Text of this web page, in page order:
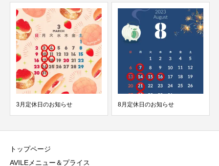
3月定休日のお知らせ 8月定休日のお知らせ
トップページ
AVILEメニュー＆プライス